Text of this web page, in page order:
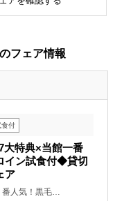
フェア情報
食付
大特典×当館一番
イン試食付◆貸切
ア
番人気！黒毛…